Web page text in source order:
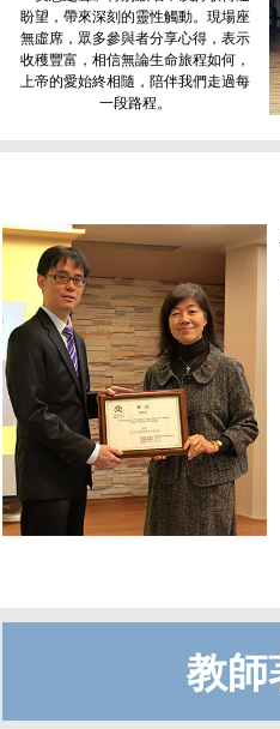
盼望，帶來深刻的靈性觸動。現場座
無虛席，眾多參與者分享心得，表示
收穫豐富，相信無論生命旅程如何，
上帝的愛始終相隨，陪伴我們走過每
一段路程。
教師